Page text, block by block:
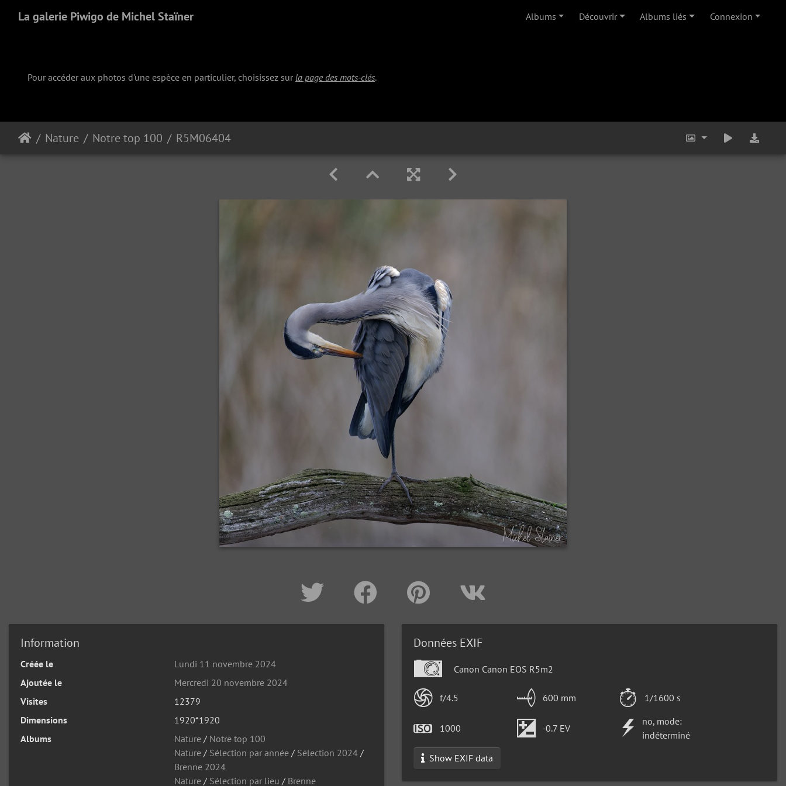
La galerie Piwigo de Michel Staïner Albums Découvrir Albums liés Connexion
Pour accéder aux photos d'une espèce en particulier, choisissez surla page des mots-clés.
Nature Notre top 100 R5M06404
Information
Créée le
Lundi 11 novembre 2024
Ajoutée le
Mercredi 20 novembre 2024
Visites
12379
Dimensions
1920*1920
Albums
Nature / Notre top 100
Nature / Sélection par année / Sélection 2024 /
Brenne 2024
Nature / Sélection par lieu / Brenne
Données EXIF
Canon Canon EOS R5m2
f/4.5 600 mm 1/1600 s
1000 -0.7 EV
no, mode:
indéterminé
Show EXIF data